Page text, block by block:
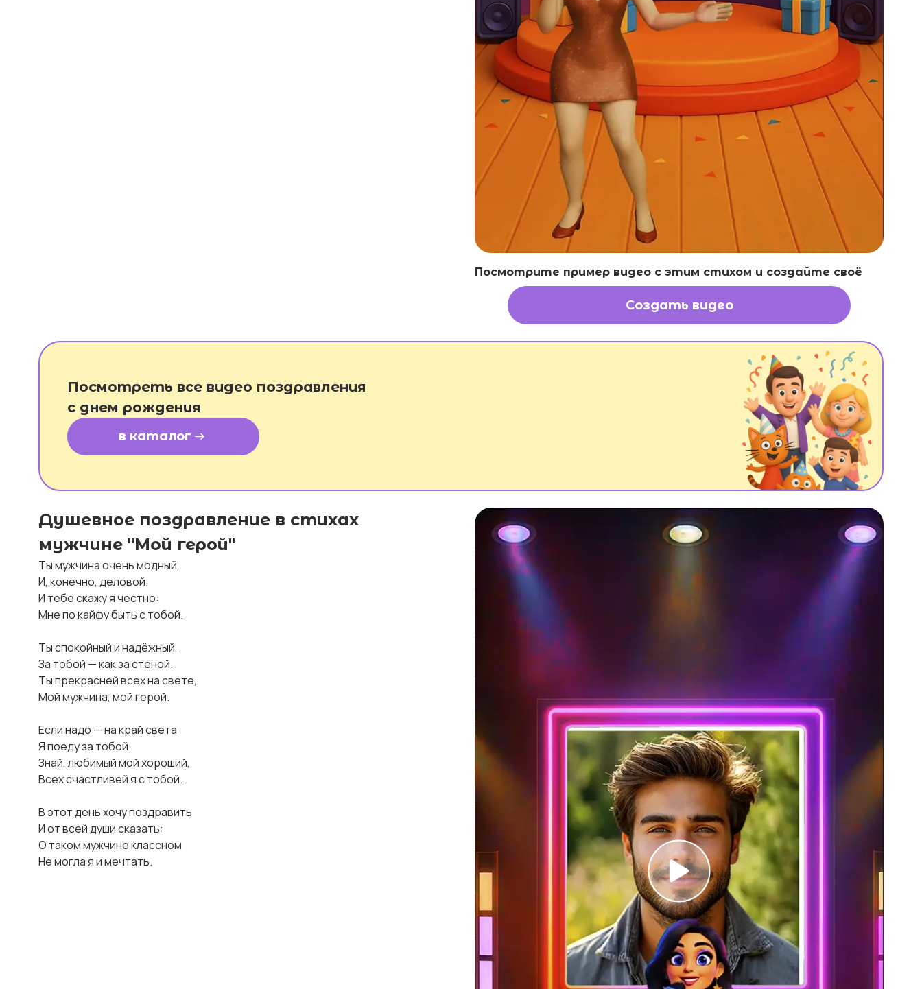
Посмотрите пример видео с этим стихом и создайте своё
Создать видео
Посмотреть все видео поздравления
с днем рождения
в каталог
Душевное поздравление в стихах
мужчине "Мой герой"
Ты мужчина очень модный,
И, конечно, деловой.
И тебе скажу я честно:
Мне по кайфу быть с тобой.
Ты спокойный и надёжный,
За тобой — как за стеной.
Ты прекрасней всех на свете,
Мой мужчина, мой герой.
Если надо — на край света
Я поеду за тобой.
Знай, любимый мой хороший,
Всех счастливей я с тобой.
В этот день хочу поздравить
И от всей души сказать:
О таком мужчине классном
Не могла я и мечтать.